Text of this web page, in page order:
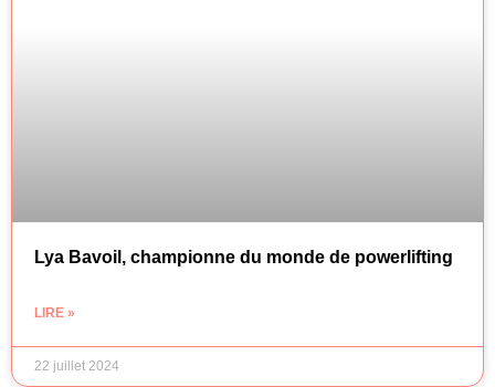
Lya Bavoil, championne du monde de powerlifting
LIRE »
22 juillet 2024